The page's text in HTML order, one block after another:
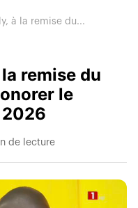
à la remise du...
remise du
le
2026
de lecture